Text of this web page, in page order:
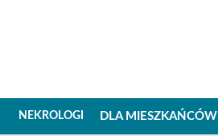
NEKROLOGI DLA MIESZKAŃCÓW